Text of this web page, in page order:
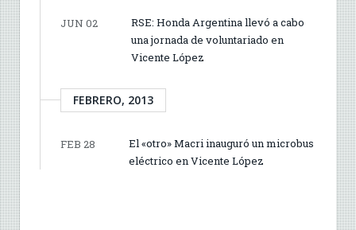
JUN 02
RSE: Honda Argentina llevó a cabo
una jornada de voluntariado en
Vicente López
FEBRERO, 2013
FEB 28
El «otro» Macri inauguró un microbus
eléctrico en Vicente López